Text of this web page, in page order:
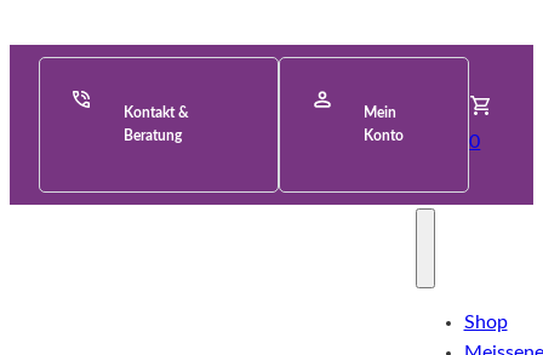
Kontakt &
Beratung
Mein
Konto
0
Shop